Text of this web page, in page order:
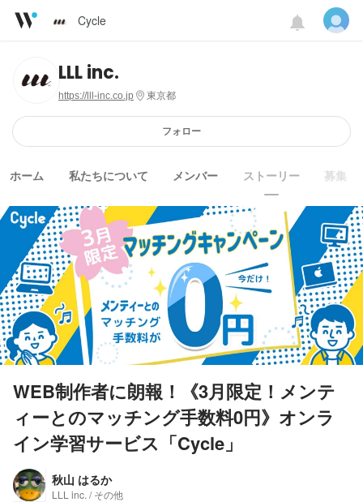
Cycle
LLL inc.
https://lll-inc.co.jp 東京都
フォロー
ホーム 私たちについて メンバー ストーリー 募集
WEB制作者に朗報！《3月限定！メンテ
ィーとのマッチング手数料0円》オンラ
イン学習サービス「Cycle」
秋山 はるか
LLL inc. / その他